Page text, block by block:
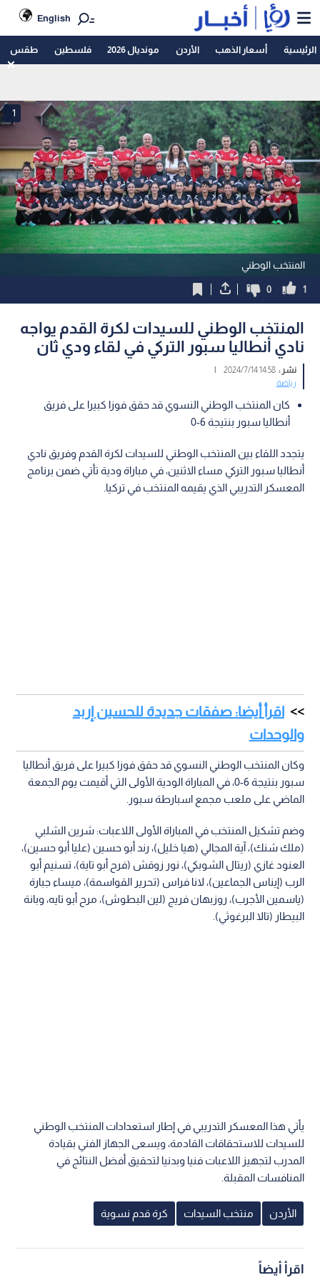
English
الرئيسية أسعار الذهب الأردن مونديال 2026 فلسطين طقس
المنتخب الوطني
1
1
0
المنتخب الوطني للسيدات لكرة القدم يواجه
نادي أنطاليا سبور التركي في لقاء ودي ثان
نشر :14:58 2024/7/14
|
رياضة
كان المنتخب الوطني النسوي قد حقق فوزا كبيرا على فريق
أنطاليا سبور بنتيجة 6-0
يتجدد اللقاء بين المنتخب الوطني للسيدات لكرة القدم وفريق نادي
أنطاليا سبور التركي مساء الاثنين، في مباراة ودية تأتي ضمن برنامج
المعسكر التدريبي الذي يقيمه المنتخب في تركيا.
اقرأ أيضا: صفقات جديدة للحسين إربد
والوحدات
وكان المنتخب الوطني النسوي قد حقق فوزا كبيرا على فريق أنطاليا
سبور بنتيجة 6-0، في المباراة الودية الأولى التي أقيمت يوم الجمعة
الماضي على ملعب مجمع اسبارطة سبور.
وضم تشكيل المنتخب في المباراة الأولى اللاعبات: شرين الشلبي
(ملك شنك)، آية المجالي (هيا خليل)، رند أبو حسين (عليا أبو حسين)،
العنود غازي (ريتال الشوبكي)، نور زوقش (فرح أبو تاية)، تسنيم أبو
الرب (إيناس الجماعين)، لانا فراس (تحرير القواسمة)، ميساء جبارة
(ياسمين الأجرب)، روزبهان فريج (لين البطوش)، مرح أبو تايه، وبانة
البيطار (تالا البرغوثي).
يأتي هذا المعسكر التدريبي في إطار استعدادات المنتخب الوطني
للسيدات للاستحقاقات القادمة، ويسعى الجهاز الفني بقيادة
المدرب لتجهيز اللاعبات فنيا وبدنيا لتحقيق أفضل النتائج في
المنافسات المقبلة.
الأردن منتخب السيدات كرة قدم نسوية
اقرأ أيضاً